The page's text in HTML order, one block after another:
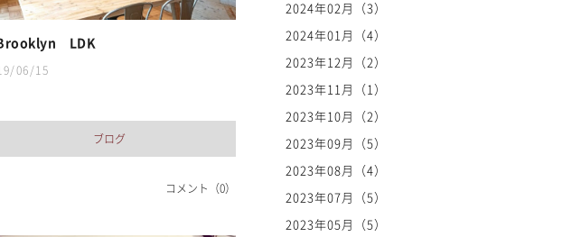
LDK
06/15
ブログ
コメント（0）
2024年02月（3）
2024年01月（4）
2023年12月（2）
2023年11月（1）
2023年10月（2）
2023年09月（5）
2023年08月（4）
2023年07月（5）
2023年05月（5）